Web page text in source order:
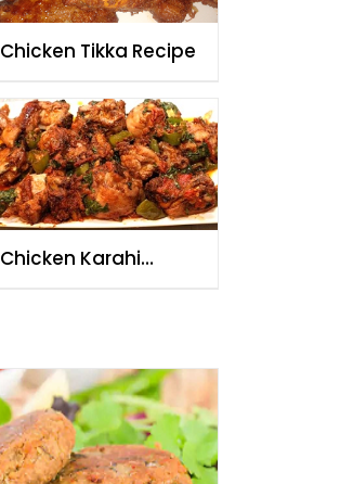
Chicken Tikka Recipe
Chicken Karahi